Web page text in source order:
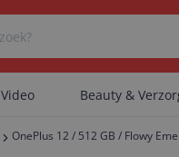
Beauty &
OnePlus 12 / 512 GB / Flowy